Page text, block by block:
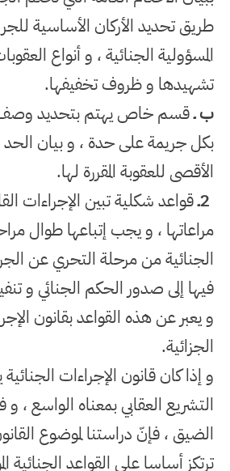
طريق تحديد الأركان الأساسية
المسؤولية الجنائية ، و أنواع
تشهيدها و ظروف تخفيفها.
ب ـقسم خاص يهتم بتحديد وصف
بكل جريمة على حدة ، و بيان الحد
الأقصى للعقوبة المقررة لها.
2ـقواعد شكلية تبين الإجراءات
مراعاتها ، و يجب إتباعها طوال
الجنائية من مرحلة التحري عن
فيها إلى صدور الحكم الجنائي و
و يعبر عن هذه القواعد بقانون
الجزائية.
و إذا كان قانون الإجراءات
التشريع العقابي بمعناه الواسع ، و
الضيق ، فإنّ دراستنا لموضوع
ترتكز أساسا على القواعد